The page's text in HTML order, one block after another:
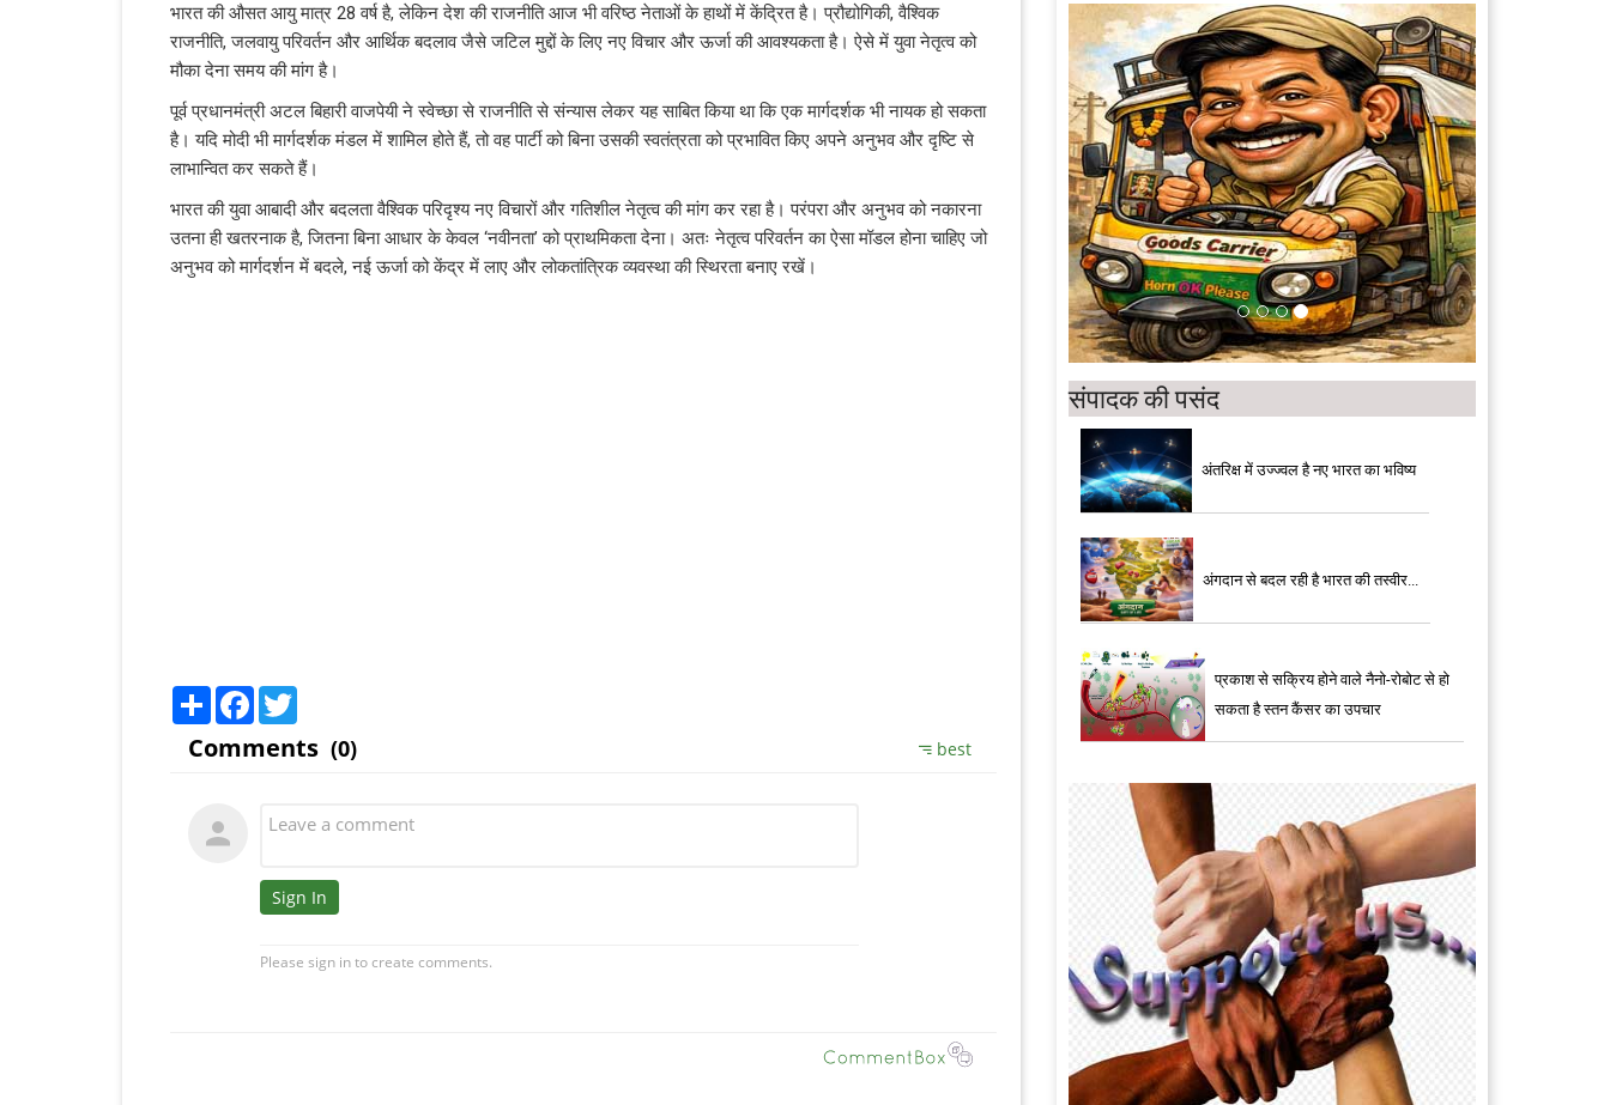
भारत की औसत आयु मात्र 28 वर्ष है, लेकिन देश की राजनीति आज भी वरिष्ठ नेताओं के हाथों में केंद्रित है। प्रौद्योगिकी, वैश्विक
राजनीति, जलवायु परिवर्तन और आर्थिक बदलाव जैसे जटिल मुद्दों के लिए नए विचार और ऊर्जा की आवश्यकता है। ऐसे में युवा नेतृत्व को
मौका देना समय की मांग है।
पूर्व प्रधानमंत्री अटल बिहारी वाजपेयी ने स्वेच्छा से राजनीति से संन्यास लेकर यह साबित किया था कि एक मार्गदर्शक भी नायक हो सकता
है। यदि मोदी भी मार्गदर्शक मंडल में शामिल होते हैं, तो वह पार्टी को बिना उसकी स्वतंत्रता को प्रभावित किए अपने अनुभव और दृष्टि से
लाभान्वित कर सकते हैं।
भारत की युवा आबादी और बदलता वैश्विक परिदृश्य नए विचारों और गतिशील नेतृत्व की मांग कर रहा है। परंपरा और अनुभव को नकारना
उतना ही खतरनाक है, जितना बिना आधार के केवल ‘नवीनता’ को प्राथमिकता देना। अतः नेतृत्व परिवर्तन का ऐसा मॉडल होना चाहिए जो
अनुभव को मार्गदर्शन में बदले, नई ऊर्जा को केंद्र में लाए और लोकतांत्रिक व्यवस्था की स्थिरता बनाए रखें।
Share Facebook
संपादक की पसंद
अंतरिक्ष में उज्ज्वल है नए भारत का भविष्य
अंगदान से बदल रही है भारत की तस्वीर...
प्रकाश से सक्रिय होने वाले नैनो-रोबोट से हो
सकता है स्तन कैंसर का उपचार